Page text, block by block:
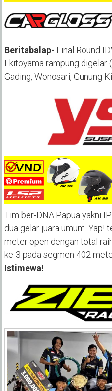
Beritabalap- Final Round
Ekitoyama rampung digelar
Gading, Wonosari, Gunung
Tim ber-DNA Papua yakni
dua gelar juara umum. Yap!
meter open dengan total
ke-3 pada segmen 402
Istimewa!